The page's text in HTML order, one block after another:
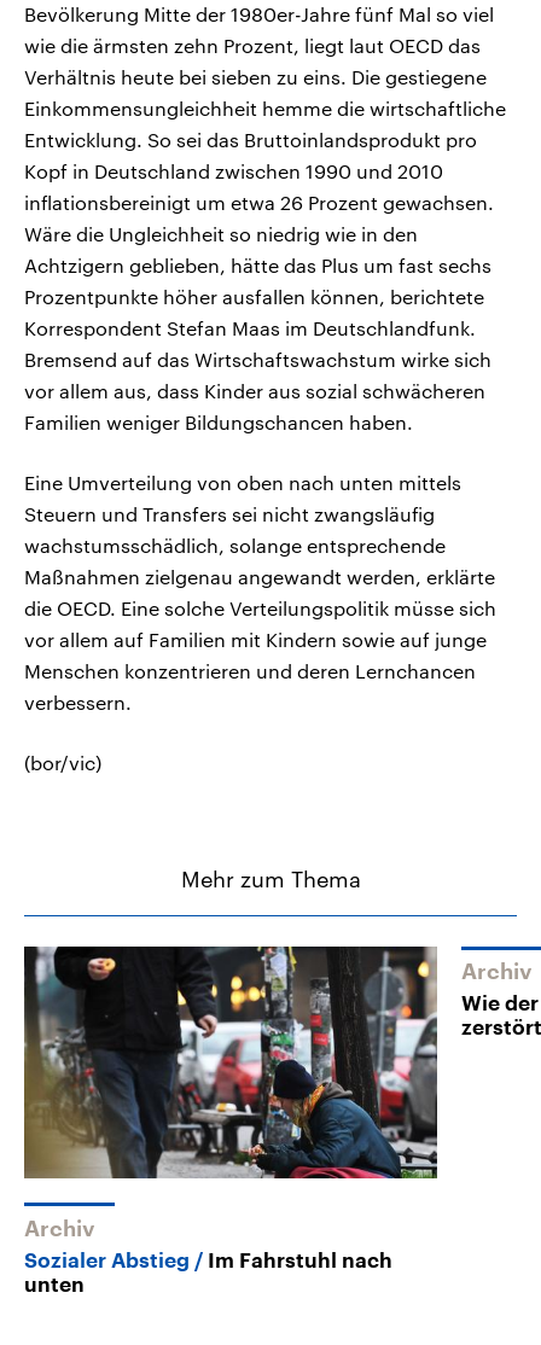
Bevölkerung Mitte der 1980er-Jahre fünf Mal so viel
wie die ärmsten zehn Prozent, liegt laut OECD das
Verhältnis heute bei sieben zu eins. Die gestiegene
Einkommensungleichheit hemme die wirtschaftliche
Entwicklung. So sei das Bruttoinlandsprodukt pro
Kopf in Deutschland zwischen 1990 und 2010
inflationsbereinigt um etwa 26 Prozent gewachsen.
Wäre die Ungleichheit so niedrig wie in den
Achtzigern geblieben, hätte das Plus um fast sechs
Prozentpunkte höher ausfallen können, berichtete
Korrespondent Stefan Maas im Deutschlandfunk.
Bremsend auf das Wirtschaftswachstum wirke sich
vor allem aus, dass Kinder aus sozial schwächeren
Familien weniger Bildungschancen haben.
Eine Umverteilung von oben nach unten mittels
Steuern und Transfers sei nicht zwangsläufig
wachstumsschädlich, solange entsprechende
Maßnahmen zielgenau angewandt werden, erklärte
die OECD. Eine solche Verteilungspolitik müsse sich
vor allem auf Familien mit Kindern sowie auf junge
Menschen konzentrieren und deren Lernchancen
verbessern.
(bor/vic)
Mehr zum Thema
Archiv
Sozialer Abstieg
Im Fahrstuhl nach
unten
Archiv
Wie